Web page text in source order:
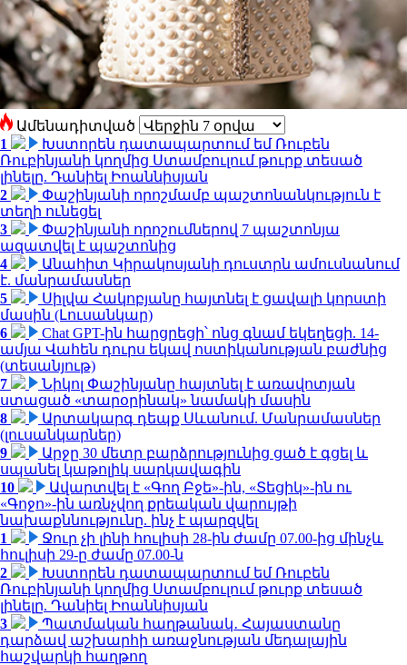
Ամենադիտված
1
Խստորեն դատապարտում եմ Ռուբեն
Ռուբինյանի կողմից Ստամբուլում թուրք տեսած
լինելը. Դանիել Իոաննիսյան
2
Փաշինյանի որոշմամբ պաշտոնանկություն է
տեղի ունեցել
3
Փաշինյանի որոշումներով 7 պաշտոնյա
ազատվել է պաշտոնից
4
Անահիտ Կիրակոսյանի դուստրն ամուսնանում
է. մանրամասներ
5
Սիլվա Հակոբյանը հայտնել է ցավալի կորստի
մասին (Լուսանկար)
6
Chat GPT-ին հարցրեցի՝ ոնց գնամ եկեղեցի. 14-
ամյա Վահեն դուրս եկավ ոստիկանության բաժնից
(տեսանյութ)
7
Նիկոլ Փաշինյանը հայտնել է առավոտյան
ստացած «տարօրինակ» նամակի մասին
8
Արտակարգ դեպք Սևանում. Մանրամասներ
(լուսանկարներ)
9
Արջը 30 մետր բարձրությունից ցած է գցել և
սպանել կաթոլիկ սարկավագին
10
Ավարտվել է «Գող Բջե»-ին, «Տեցիկ»-ին ու
«Գոջո»-ին առնչվող քրեական վարույթի
նախաքննությունը. ինչ է պարզվել
1
Ջուր չի լինի հուլիսի 28-ին ժամը 07.00-ից մինչև
հուլիսի 29-ը ժամը 07.00-ն
2
Խստորեն դատապարտում եմ Ռուբեն
Ռուբինյանի կողմից Ստամբուլում թուրք տեսած
լինելը. Դանիել Իոաննիսյան
3
Պատմական հաղթանակ․ Հայաստանը
դարձավ աշխարհի առաջնության մեդալային
հաշվարկի հաղթող